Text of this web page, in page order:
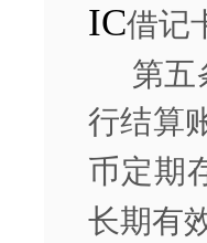
IC借记
第五
行结算
币定期
长期有